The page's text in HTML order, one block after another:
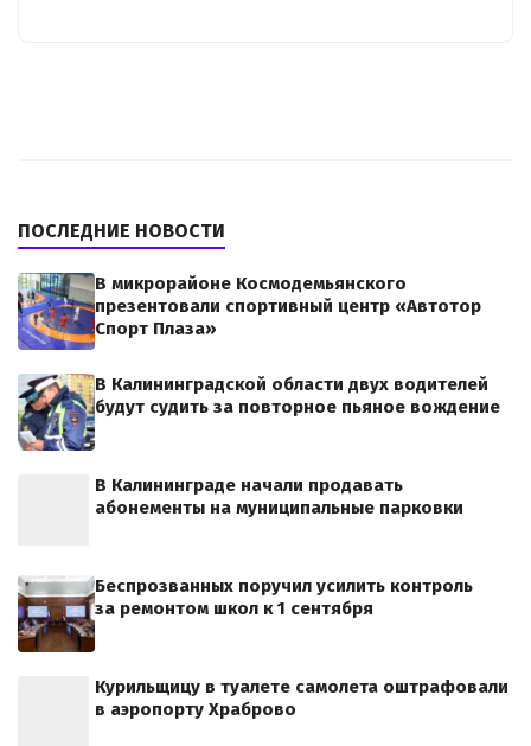
ПОСЛЕДНИЕ НОВОСТИ
В микрорайоне Космодемьянского
презентовали спортивный центр «Автотор
Спорт Плаза»
В Калининградской области двух водителей
будут судить за повторное пьяное вождение
В Калининграде начали продавать
абонементы на муниципальные парковки
Беспрозванных поручил усилить контроль
за ремонтом школ к 1 сентября
Курильщицу в туалете самолета оштрафовали
в аэропорту Храброво